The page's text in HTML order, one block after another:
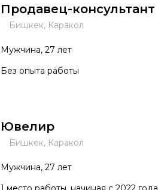
Продавец-консультант
Бишкек, Каракол
Мужчина, 27 лет
Без опыта работы
Ювелир
Бишкек, Каракол
Мужчина, 27 лет